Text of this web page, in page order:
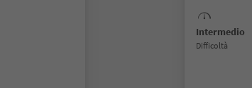
Intermedio
Difficoltà